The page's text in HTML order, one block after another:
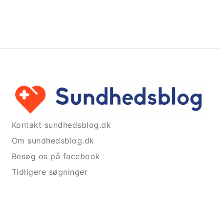
Kontakt sundhedsblog.dk
Om sundhedsblog.dk
Besøg os på facebook
Tidligere søgninger